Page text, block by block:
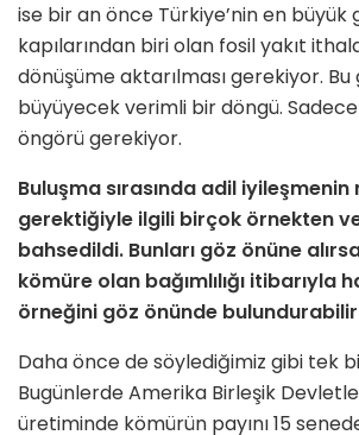
ise bir an önce Türkiye’nin en büyük
kapılarından biri olan fosil yakıt
dönüşüme aktarılması gerekiyor. Bu
büyüyecek verimli bir döngü.
öngörü gerekiyor.
Buluşma sırasında adil iyileşmenin
gerektiğiyle ilgili birçok örnekten
bahsedildi. Bunları göz önüne
kömüre olan bağımlılığı itibarıyla
örneğini göz önünde
Daha önce de söylediğimiz gibi tek
Bugünlerde Amerika Birleşik
üretiminde kömürün payını 15